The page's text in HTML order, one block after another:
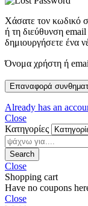
Χάσατε τον κωδικό
ή τη διεύθυνση
δημιουργήσετε ένα
Όνομα χρήστη ή
Επαναφορά
Already has an
Close
Κατηγορίες
Search
Close
Shopping cart
Have no coupons
Close